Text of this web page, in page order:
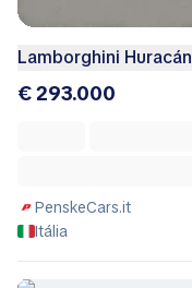
Lamborghini Huracán
€ 293.000
PenskeCars.it
Itália